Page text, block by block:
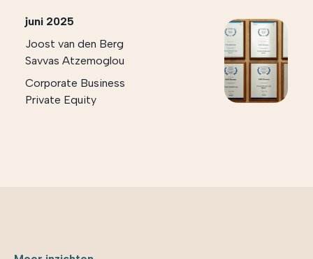
juni 2025
Joost van den Berg
Savvas Atzemoglou
Corporate Business
Private Equity